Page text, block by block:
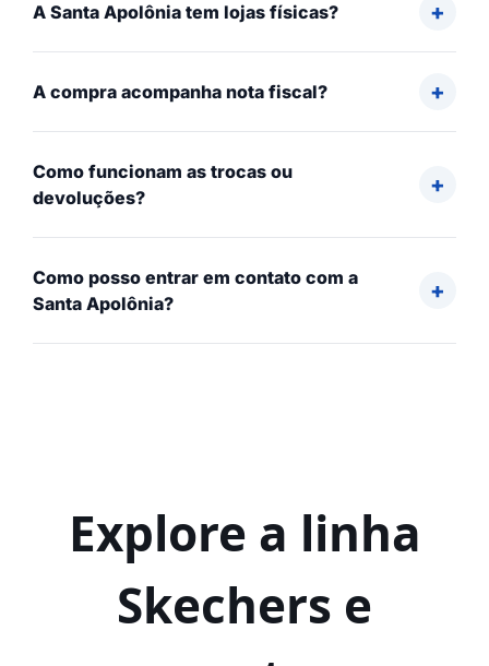
A Santa Apolônia tem lojas físicas?
A compra acompanha nota fiscal?
Como funcionam as trocas ou
devoluções?
Como posso entrar em contato com a
Santa Apolônia?
Explore a linha
Skechers e